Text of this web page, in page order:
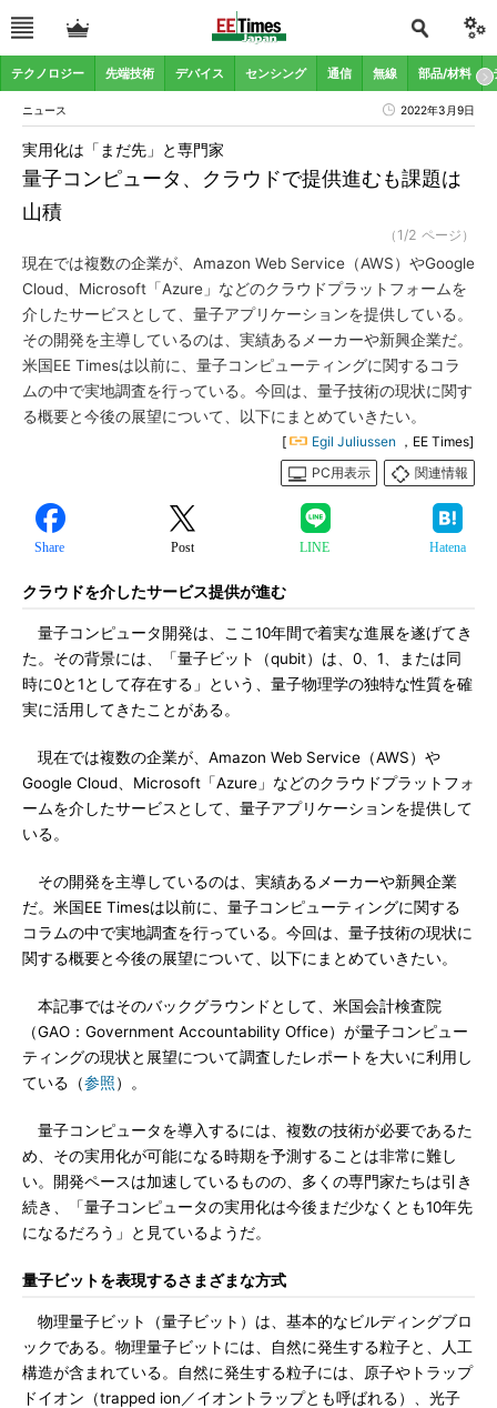
テクノロジー 先端技術 デバイス センシング 通信 無線 部品/材料
ニュース 2022年3月9日
量子コンピュータ、クラウドで提供進むも課題は
山積
実用化は「まだ先」と専門家
（1/2 ページ）
現在では複数の企業が、Amazon Web Service（AWS）やGoogle
Cloud、Microsoft「Azure」などのクラウドプラットフォームを
介したサービスとして、量子アプリケーションを提供している。
その開発を主導しているのは、実績あるメーカーや新興企業だ。
米国EE Timesは以前に、量子コンピューティングに関するコラ
ムの中で実地調査を行っている。今回は、量子技術の現状に関す
る概要と今後の展望について、以下にまとめていきたい。
[ Egil Juliussen ，EE Times]
PC用表示
関連情報
Share Post LINE Hatena
クラウドを介したサービス提供が進む
量子コンピュータ開発は、ここ10年間で着実な進展を遂げてき
た。その背景には、「量子ビット（qubit）は、0、1、または同
時に0と1として存在する」という、量子物理学の独特な性質を確
実に活用してきたことがある。
現在では複数の企業が、Amazon Web Service（AWS）や
Google Cloud、Microsoft「Azure」などのクラウドプラットフォ
ームを介したサービスとして、量子アプリケーションを提供して
いる。
その開発を主導しているのは、実績あるメーカーや新興企業
だ。米国EE Timesは以前に、量子コンピューティングに関する
コラムの中で実地調査を行っている。今回は、量子技術の現状に
関する概要と今後の展望について、以下にまとめていきたい。
本記事ではそのバックグラウンドとして、米国会計検査院
（GAO：Government Accountability Office）が量子コンピュー
ティングの現状と展望について調査したレポートを大いに利用し
ている（参照）。
量子コンピュータを導入するには、複数の技術が必要であるた
め、その実用化が可能になる時期を予測することは非常に難し
い。開発ペースは加速しているものの、多くの専門家たちは引き
続き、「量子コンピュータの実用化は今後まだ少なくとも10年先
になるだろう」と見ているようだ。
量子ビットを表現するさまざまな方式
物理量子ビット（量子ビット）は、基本的なビルディングブロ
ックである。物理量子ビットには、自然に発生する粒子と、人工
構造が含まれている。自然に発生する粒子には、原子やトラップ
ドイオン（trapped ion／イオントラップとも呼ばれる）、光子